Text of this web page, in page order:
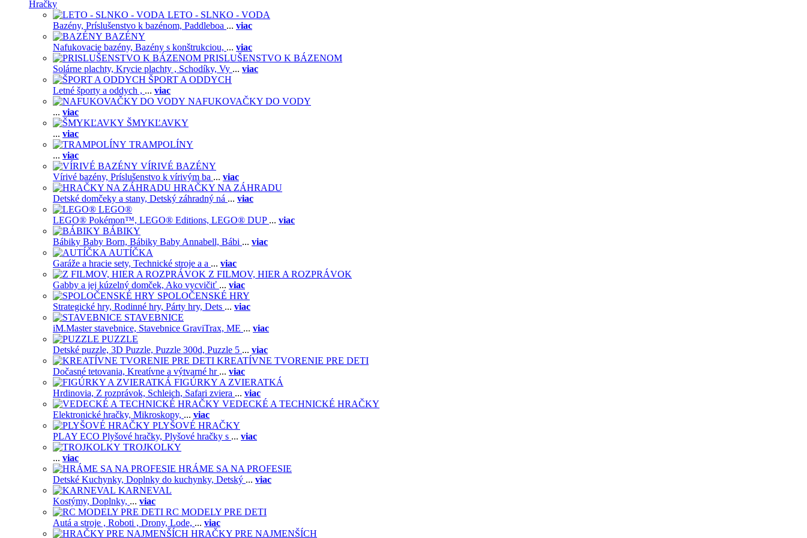
Hračky
LETO - SLNKO - VODA
Bazény, Príslušenstvo k bazénom, Paddleboa ... viac
BAZÉNY
Nafukovacie bazény, Bazény s konštrukciou, ... viac
PRISLUŠENSTVO K BÁZENOM
Solárne plachty, Krycie plachty , Schodíky, Vy ... viac
ŠPORT A ODDYCH
Letné športy a oddych , ... viac
NAFUKOVAČKY DO VODY
... viac
ŠMYKĽAVKY
... viac
TRAMPOLÍNY
... viac
VÍRIVÉ BAZÉNY
Vírivé bazény, Príslušenstvo k vírivým ba ... viac
HRAČKY NA ZÁHRADU
Detské domčeky a stany, Detský záhradný ná ... viac
LEGO®
LEGO® Pokémon™, LEGO® Editions, LEGO® DUP ... viac
BÁBIKY
Bábiky Baby Born, Bábiky Baby Annabell, Bábi ... viac
AUTÍČKA
Garáže a hracie sety, Technické stroje a a ... viac
Z FILMOV, HIER A ROZPRÁVOK
Gabby a jej kúzelný domček, Ako vycvičiť ... viac
SPOLOČENSKÉ HRY
Strategické hry, Rodinné hry, Párty hry, Dets ... viac
STAVEBNICE
iM.Master stavebnice, Stavebnice GraviTrax, ME ... viac
PUZZLE
Detské puzzle, 3D Puzzle, Puzzle 300d, Puzzle 5 ... viac
KREATÍVNE TVORENIE PRE DETI
Dočasné tetovania, Kreatívne a výtvarné hr ... viac
FIGÚRKY A ZVIERATKÁ
Hrdinovia, Z rozprávok, Schleich, Safari zviera ... viac
VEDECKÉ A TECHNICKÉ HRAČKY
Elektronické hračky, Mikroskopy, ... viac
PLYŠOVÉ HRAČKY
PLAY ECO Plyšové hračky, Plyšové hračky s ... viac
TROJKOLKY
... viac
HRÁME SA NA PROFESIE
Detské Kuchynky, Doplnky do kuchynky, Detský ... viac
KARNEVAL
Kostýmy, Doplnky, ... viac
RC MODELY PRE DETI
Autá a stroje , Roboti , Drony, Lode, ... viac
HRAČKY PRE NAJMENŠÍCH